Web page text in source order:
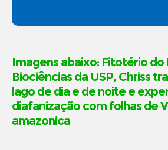
Imagens abaixo: Fitotério
Biociências da USP, Chriss
lago de dia e de noite e
diafanização com folhas de
amazonica